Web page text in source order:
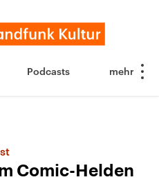
Podcasts
Comic-Helden